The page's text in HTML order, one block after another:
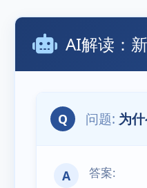
AI解读：
Q 为
A